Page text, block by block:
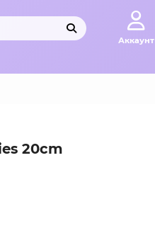
Аккаунт
20cm